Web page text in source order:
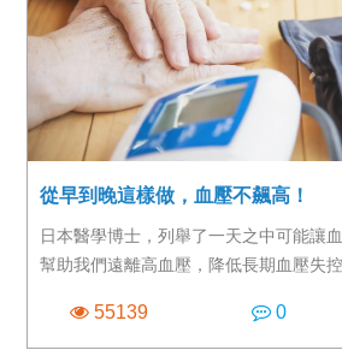
從早到晚這樣做，血壓不飆高！
日本醫學博士，列舉了一天之中可能讓
幫助我們遠離高血壓，降低長期血壓失
55139 0